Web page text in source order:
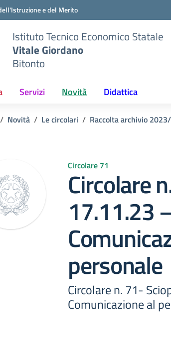
e del Merito
Istituto Tecnico Economico Statale
Vitale Giordano
Bitonto
Servizi Novità Didattica
Novità Le circolari Raccolta archivio
Circolare 71
Circolare
17.11.23
personale
Circolare n. 71-
Comunicazione al